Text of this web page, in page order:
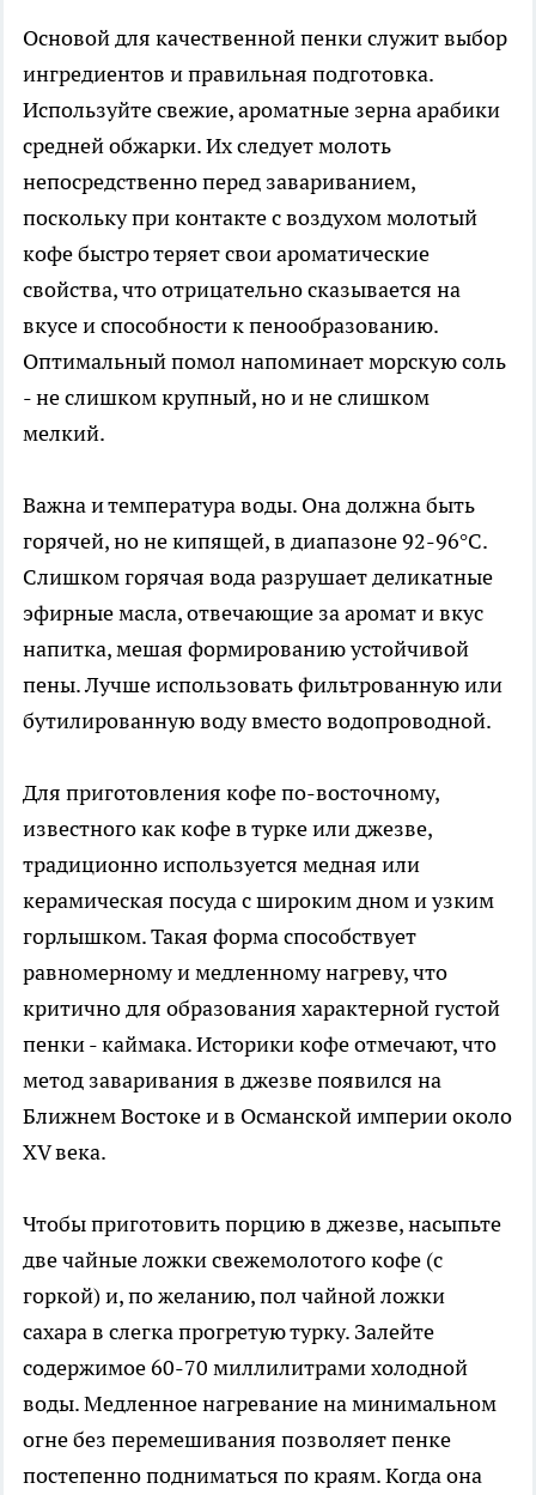
Основой для качественной пенки служит выбор
ингредиентов и правильная подготовка.
Используйте свежие, ароматные зерна арабики
средней обжарки. Их следует молоть
непосредственно перед завариванием,
поскольку при контакте с воздухом молотый
кофе быстро теряет свои ароматические
свойства, что отрицательно сказывается на
вкусе и способности к пенообразованию.
Оптимальный помол напоминает морскую соль
- не слишком крупный, но и не слишком
мелкий.
Важна и температура воды. Она должна быть
горячей, но не кипящей, в диапазоне 92-96°C.
Слишком горячая вода разрушает деликатные
эфирные масла, отвечающие за аромат и вкус
напитка, мешая формированию устойчивой
пены. Лучше использовать фильтрованную или
бутилированную воду вместо водопроводной.
Для приготовления кофе по-восточному,
известного как кофе в турке или джезве,
традиционно используется медная или
керамическая посуда с широким дном и узким
горлышком. Такая форма способствует
равномерному и медленному нагреву, что
критично для образования характерной густой
пенки - каймака. Историки кофе отмечают, что
метод заваривания в джезве появился на
Ближнем Востоке и в Османской империи около
XV века.
Чтобы приготовить порцию в джезве, насыпьте
две чайные ложки свежемолотого кофе (с
горкой) и, по желанию, пол чайной ложки
сахара в слегка прогретую турку. Залейте
содержимое 60-70 миллилитрами холодной
воды. Медленное нагревание на минимальном
огне без перемешивания позволяет пенке
постепенно подниматься по краям. Когда она